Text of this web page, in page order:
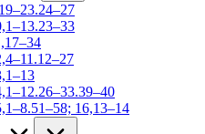
16,13–14